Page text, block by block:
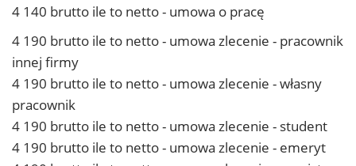
4 140 brutto ile to netto - umowa o pracę
4 190 brutto ile to netto - umowa zlecenie - pracownik
innej firmy
4 190 brutto ile to netto - umowa zlecenie - własny
pracownik
4 190 brutto ile to netto - umowa zlecenie - student
4 190 brutto ile to netto - umowa zlecenie - emeryt